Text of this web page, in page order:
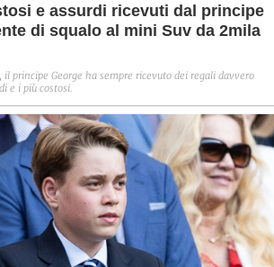
e assurdi ricevuti dal principe
di squalo al mini Suv da 2mila
il principe George ha sempre ricevuto dei regali davvero
e i più costosi.